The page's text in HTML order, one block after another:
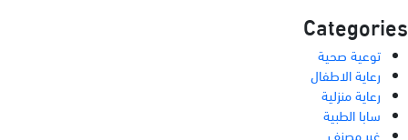
Categories
توعية صحية
رعاية الاطفال
رعاية منزلية
سابا الطبية
غير مصنف